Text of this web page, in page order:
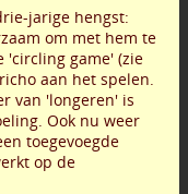
jarige hengst:
om met hem te
'circling game' (zie
aan het spelen.
van 'longeren' is
Ook nu weer
toegevoegde
op de